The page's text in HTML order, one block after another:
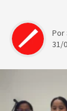
Por
31/